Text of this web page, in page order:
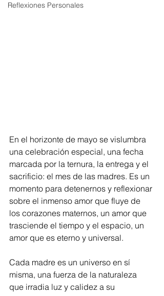
Reflexiones Personales
En el horizonte de mayo se vislumbra
una celebración especial, una fecha
marcada por la ternura, la entrega y el
sacrificio: el mes de las madres. Es un
momento para detenernos y reflexionar
sobre el inmenso amor que fluye de
los corazones maternos, un amor que
trasciende el tiempo y el espacio, un
amor que es eterno y universal.
Cada madre es un universo en sí
misma, una fuerza de la naturaleza
que irradia luz y calidez a su